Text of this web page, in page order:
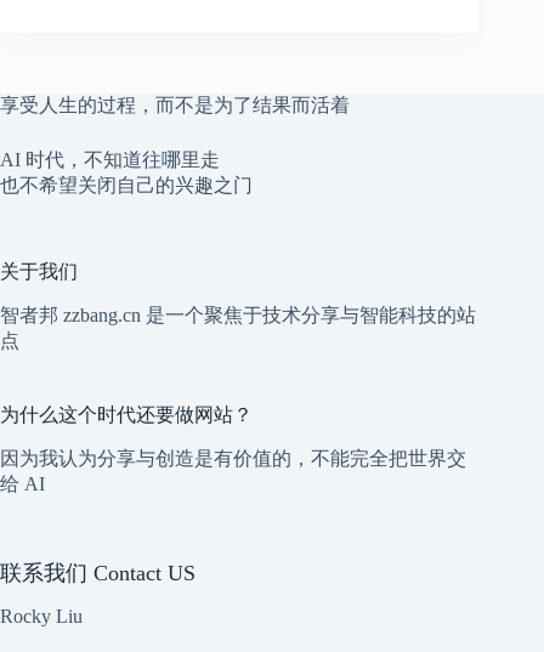
享受人生的过程，而不是为了结果而活着
AI 时代，不知道往哪里走
也不希望关闭自己的兴趣之门
关于我们
智者邦 zzbang.cn 是一个聚焦于技术分享与智能科技的站
点
为什么这个时代还要做网站？
因为我认为分享与创造是有价值的，不能完全把世界交
给 AI
联系我们 Contact US
Rocky Liu